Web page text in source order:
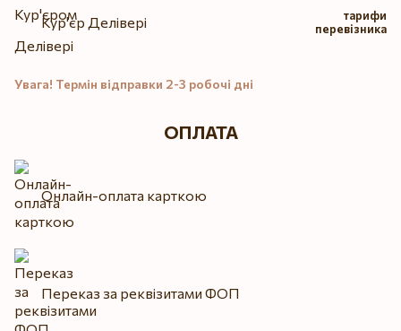
Кур'єр Делівері
тарифи
перевізника
Увага! Термін відправки 2-3 робочі дні
ОПЛАТА
Онлайн-оплата карткою
Переказ за реквізитами ФОП